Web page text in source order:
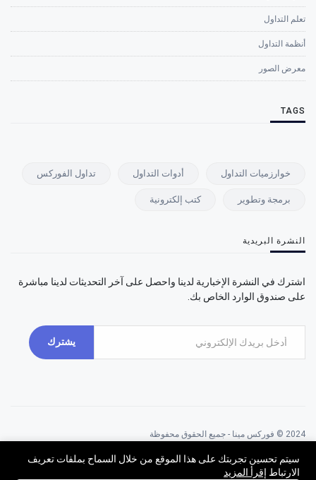
تعلم التداول
أنظمة التداول
معرض الصور
TAGS
خوارزميات التداول أدوات التداول تداول الفوركس
برمجة وتطوير كتب إلكترونية
النشرة البريدية
اشترك في النشرة الإخبارية لدينا واحصل على آخر التحديثات لدينا مباشرة
على صندوق الوارد الخاص بك.
يشترك
2024 © فوركس مينا - جميع الحقوق محفوظة
برعاية فوركس مينا
سيتم تحسين تجربتك على هذا الموقع من خلال السماح بملفات تعريف
الارتباط إقرأ المزيد